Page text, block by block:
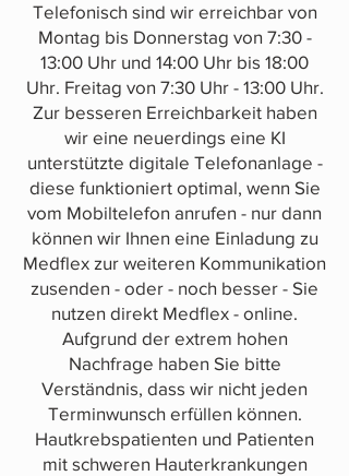
Telefonisch sind wir erreichbar von
Montag bis Donnerstag von 7:30 -
13:00 Uhr und 14:00 Uhr bis 18:00
Uhr. Freitag von 7:30 Uhr - 13:00 Uhr.
Zur besseren Erreichbarkeit haben
wir eine neuerdings eine KI
unterstützte digitale Telefonanlage -
diese funktioniert optimal, wenn Sie
vom Mobiltelefon anrufen - nur dann
können wir Ihnen eine Einladung zu
Medflex zur weiteren Kommunikation
zusenden - oder - noch besser - Sie
nutzen direkt Medflex - online.
Aufgrund der extrem hohen
Nachfrage haben Sie bitte
Verständnis, dass wir nicht jeden
Terminwunsch erfüllen können.
Hautkrebspatienten und Patienten
mit schweren Hauterkrankungen